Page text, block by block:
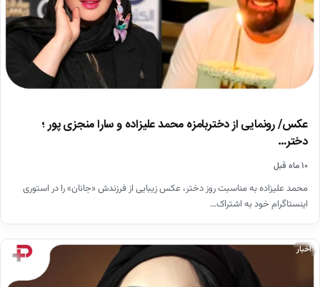
عکس/ رونمایی از دختربامزه محمد علیزاده و سارا منجزی پور ؛
دختر…
۱۰ ماه قبل
محمد علیزاده به مناسبت روز دختر، عکس زیبایی از فرزندش «جانان» را در استوری
اینستاگرام خود به اشتراک…
اخبار